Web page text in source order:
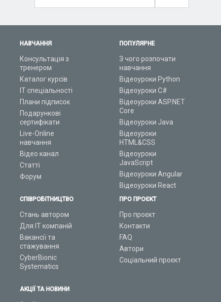
НАВЧАННЯ
Консультація з
тренером
Каталог курсів
ІТ спеціальності
Плани підписок
Подарункові
сертифікати
Live-Online
навчання
Відео канал
Статті
Форум
ПОПУЛЯРНЕ
З чого розпочати
навчання
Відеоуроки Python
Відеоуроки C#
Відеоуроки ASP.NET
Core
Відеоуроки Java
Відеоуроки
HTML&CSS
Відеоуроки
JavaScript
Відеоуроки Angular
Відеоуроки React
СПІВРОБІТНИЦТВО
Стань автором
Для ІТ компаній
Вакансії та
стажування
CyberBionic
Systematics
АКЦІЇ ТА НОВИНИ
ПРО ПРОЄКТ
Про проєкт
Контакти
FAQ
Автори
Соціальний проєкт